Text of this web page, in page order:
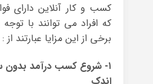
کسب و کار آنلاین دارای
که افراد می توانند با توجه
برخی از این مزایا عبارتند از :
۱- شروع کسب درآمد بدون